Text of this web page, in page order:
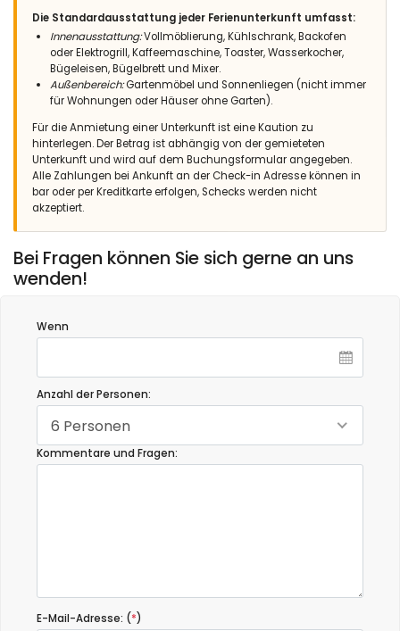
erholsame Urlaubstage.
Nachdem wir eine ziemliche Enttäuschung hinsichtlich der
Buchung unserer Ferienunterkunft erlebt Hatten (wir mussten
die Villa verlassen), habe wir uns bei Ihrer Agentur sofort
sicher gefühlt. Sehr nette uns souveräne Bedienung und
Beratung wurde uns zu teil. Zwei Villen wurden uns
die erste Villa von der Einrichtung und Gestaltung sehr viel
Komfort versprach, war das zweite Objekt von der Lage einfach
genial.Der Blick von den verschiedensten Balkonen war
atemberaubend.Alles in allem hat Ihre Agentur uns den
Urlaub in Spanien gerettet. Dafür ein ganz herzliches
Dankeschön, vor allem an die Mitarbeiter, die uns mit soviel
Freundlichkeit zur Seite standen.
Die Standardausstattung jeder Ferienunterkunft umfasst:
Innenausstattung:Vollmöblierung, Kühlschrank, Backofen
oder Elektrogrill, Kaffeemaschine, Toaster, Wasserkocher,
Bügeleisen, Bügelbrett und Mixer.
Außenbereich:Gartenmöbel und Sonnenliegen (nicht immer
für Wohnungen oder Häuser ohne Garten).
Für die Anmietung einer Unterkunft ist eine Kaution zu
hinterlegen. Der Betrag ist abhängig von der gemieteten
Unterkunft und wird auf dem Buchungsformular angegeben.
Alle Zahlungen bei Ankunft an der Check-in Adresse können in
bar oder per Kreditkarte erfolgen, Schecks werden nicht
akzeptiert.
Bei Fragen können Sie sich gerne an uns
wenden!
Wenn
Anzahl der Personen:
6 Personen
Kommentare und Fragen:
E-Mail-Adresse: (*)